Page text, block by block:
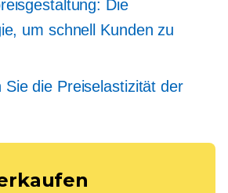
Die
um schnell Kunden zu
Sie die Preiselastizität der